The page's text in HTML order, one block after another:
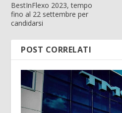
BestInFlexo 2023, tempo
fino al 22 settembre per
candidarsi
POST CORRELATI